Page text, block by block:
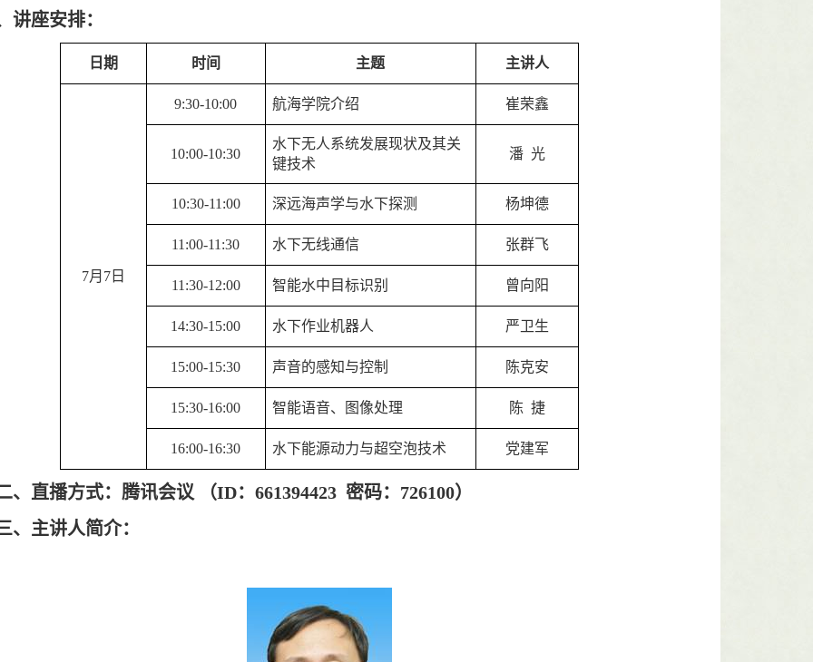
讲座安排：
日期 时间 主题 主讲人
7月 7日
9:30-10:00 航海学院介绍 崔荣鑫
10:00-10:30
水下无人系统发展现状及其关
键技术
潘 光
10:30-11:00 深远海声学与水下探测 杨坤德
11:00-11:30 水下无线通信 张群飞
11:30-12:00 智能水中目标识别 曾向阳
14:30-15:00 水下作业机器人 严卫生
15:00-15:30 声音的感知与控制 陈克安
15:30-16:00 智能语音、图像处理 陈 捷
16:00-16:30 水下能源动力与超空泡技术 党建军
、直播方式：腾讯会议 （ID：661394423密码： 726100）
、主讲人简介：